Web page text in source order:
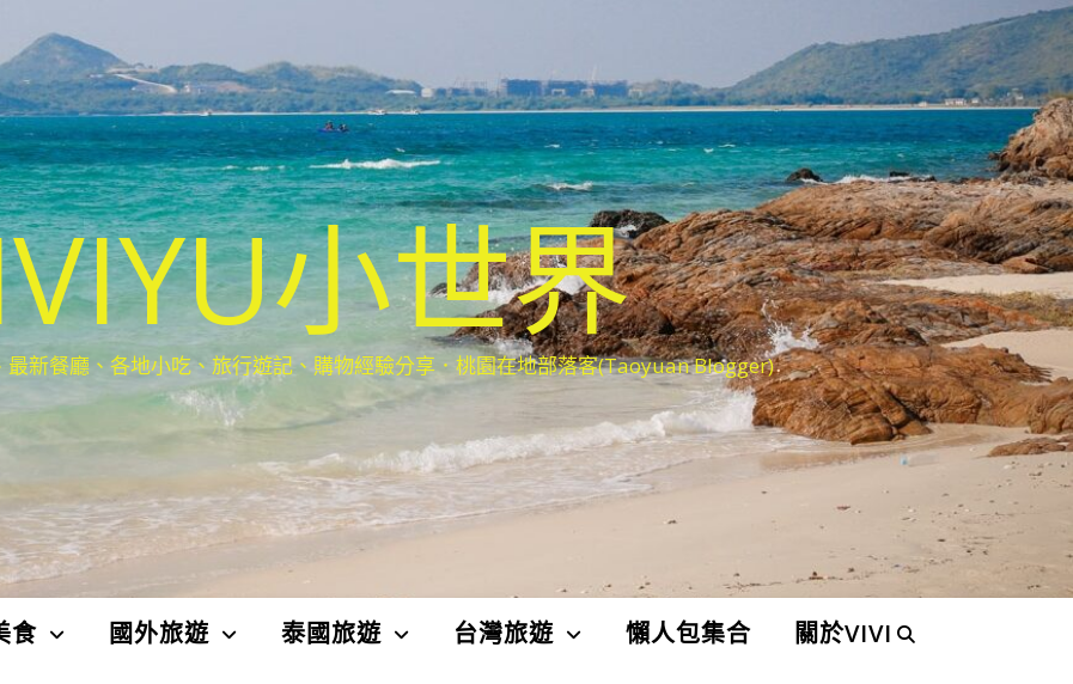
小世界
最新餐廳、各地小吃、旅行遊記、購物經驗分享．桃園在地部落客(Taoyuan Blogger)
食 國外旅遊 泰國旅遊 台灣旅遊 懶人包集合 關於VIVI